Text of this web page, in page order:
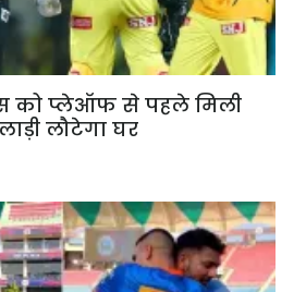
को प्लेऑफ से पहले मिली
लौटेगा घर